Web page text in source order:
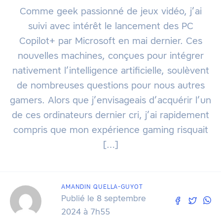
Comme geek passionné de jeux vidéo, j’ai
suivi avec intérêt le lancement des PC
Copilot+ par Microsoft en mai dernier. Ces
nouvelles machines, conçues pour intégrer
nativement l’intelligence artificielle, soulèvent
de nombreuses questions pour nous autres
gamers. Alors que j’envisageais d’acquérir l’un
de ces ordinateurs dernier cri, j’ai rapidement
compris que mon expérience gaming risquait
[…]
AMANDIN QUELLA-GUYOT
Publié le 8 septembre
2024 à 7h55